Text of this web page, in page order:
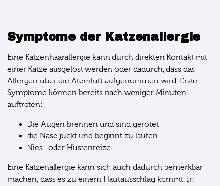
Symptome der Katzenallergie
Eine Katzenhaarallergie kann durch direkten Kontakt mit
einer Katze ausgelöst werden oder dadurch, dass das
Allergen über die Atemluft aufgenommen wird. Erste
Symptome können bereits nach weniger Minuten
auftreten:
Die Augen brennen und sind gerötet
die Nase juckt und beginnt zu laufen
Nies- oder Hustenreize
Eine Katzenallergie kann sich auch dadurch bemerkbar
machen, dass es zu einem Hautausschlag kommt. In